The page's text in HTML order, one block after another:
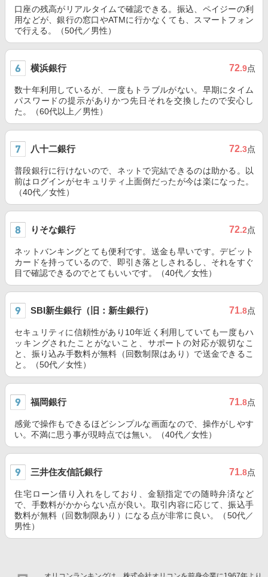
口座の残高がリアルタイムで確認できる。振込、ペイジーの利
用などが、銀行の窓口やATMに行かなくても、スマートフォン
で行える。（50代／男性）
横浜銀行 72.9点
数十年利用しているが、一度もトラブルがない。早期にタイム
パスワードの提示がありかつ先日それを交換したので安心し
た。（60代以上／男性）
八十二銀行 72.3点
普段銀行に行けないので、ネットで完結できるのは助かる。以
前はログインがセキュリティ上面倒だったが今は楽になった。
（40代／女性）
りそな銀行 72.2点
ネットバンキングとても便利です。送金も早いです。デビット
カードを持っているので、即引き落としされるし、それをすぐ
目で確認できるのでとてもいいです。（40代／女性）
SBI新生銀行（旧：新生銀行） 71.8点
セキュリティに信頼性があり10年近く利用していても一度もハ
ッキングされたことがないこと、サポートの対応が親切なこ
と、振り込み手数料が無料（回数制限はあり）で送金できるこ
と。（50代／女性）
福岡銀行 71.8点
感覚で操作もできるほどシンプルな画面なので、操作がしやす
い。不満に思う事が現時点では無い。（40代／女性）
三井住友信託銀行 71.8点
住宅ローン借り入れをしており、金額指定での随時弁済など
で、手数料がかからない点が良い。取引内容に応じて、振込手
数料が無料（回数制限あり）になる点が非常に良い。（50代／
男性）